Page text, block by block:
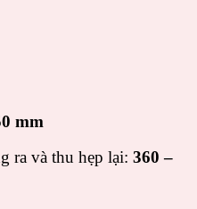
mm
ra và thu hẹp lại: 360 –